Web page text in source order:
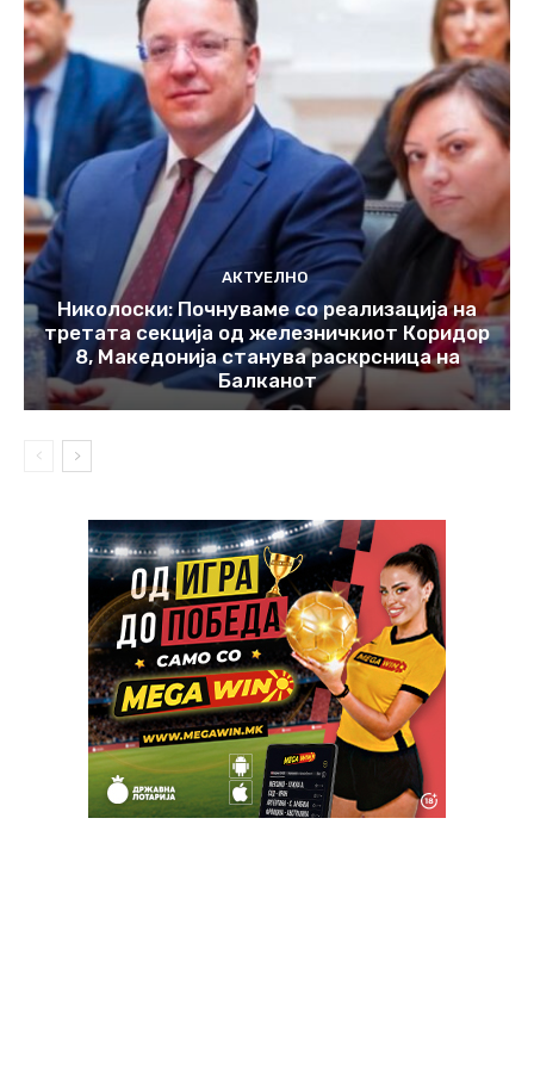
АКТУЕЛНО
Николоски: Почнуваме со реализација на
третата секција од железничкиот Коридор
8, Македонија станува раскрсница на
Балканот